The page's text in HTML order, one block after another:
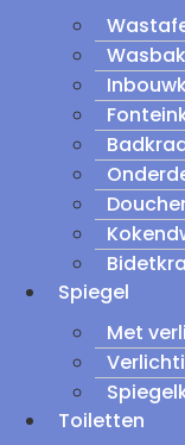
Spiegel
Met
Toiletten